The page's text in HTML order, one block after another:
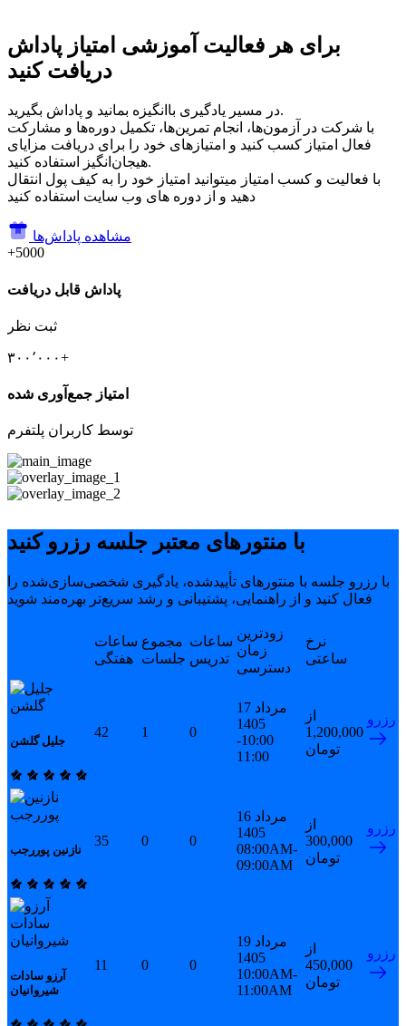
برای هر فعالیت آموزشی امتیاز پاداش
دریافت کنید
در مسیر یادگیری باانگیزه بمانید و پاداش بگیرید.
با شرکت در آزمون‌ها، انجام تمرین‌ها، تکمیل دوره‌ها و مشارکت
فعال امتیاز کسب کنید و امتیازهای خود را برای دریافت مزایای
هیجان‌انگیز استفاده کنید.
با فعالیت و کسب امتیاز میتوانید امتیاز خود را به کیف پول انتقال
دهید و از دوره های وب سایت استفاده کنید
مشاهده پاداش‌ها
+5000
پاداش قابل دریافت
ثبت نظر
۳۰۰٬۰۰۰+
امتیاز جمع‌آوری شده
توسط کاربران پلتفرم
با منتورهای معتبر جلسه رزرو کنید
با رزرو جلسه با منتورهای تأییدشده، یادگیری شخصی‌سازی‌شده را
فعال کنید و از راهنمایی، پشتیبانی و رشد سریع‌تر بهره‌مند شوید
ساعات
هفتگی
مجموع
جلسات
ساعات
تدریس
زودترین
زمان
دسترسی
نرخ
ساعتی
جلیل گلشن
42 1 0
17 مرداد
1405
10:00-
11:00
از
1,200,000
تومان
رزرو
نازنین پوررجب
35 0 0
16 مرداد
1405
08:00AM-
09:00AM
از
300,000
تومان
رزرو
آرزو سادات
شیروانیان
11 0 0
19 مرداد
1405
10:00AM-
11:00AM
از
450,000
تومان
رزرو